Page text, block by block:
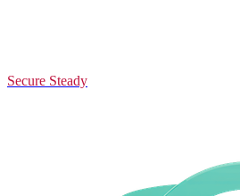
Secure Steady